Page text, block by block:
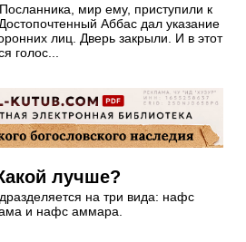
мир ему, приступили к
Аббас дал указание
лиц. Дверь закрыли. И в этот
голос...
лучше?
на три вида: нафс
и нафс аммара.